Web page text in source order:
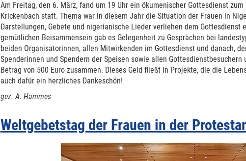
Am Freitag, den 6. März, fand um 19 Uhr ein ökumenischer Gottesdienst
Krickenbach statt. Thema war in diesem Jahr die Situation der Frauen in
Darstellungen, Gebete und nigerianische Lieder verliehen dem Gottesdienst
gemütlichen Beisammensein gab es Gelegenheit zu Gesprächen bei
beiden Organisatorinnen, allen Mitwirkenden im Gottesdienst und danach,
Spenderinnen und Spendern der Speisen sowie allen
Betrag von 500 Euro zusammen. Dieses Geld fließt in Projekte, die die
auch dafür ein herzliches Dankeschön!
gez. A. Hammes
Weltgebetstag der Frauen in der